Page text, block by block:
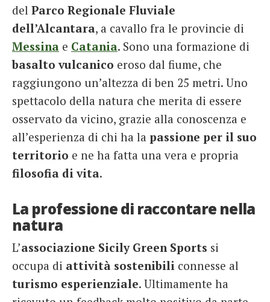
del Parco Regionale Fluviale
dell’Alcantara, a cavallo fra le provincie di
Messina e Catania. Sono una formazione di
basalto vulcanico eroso dal fiume, che
raggiungono un’altezza di ben 25 metri. Uno
spettacolo della natura che merita di essere
osservato da vicino, grazie alla conoscenza e
all’esperienza di chi ha la passione per il suo
territorio e ne ha fatta una vera e propria
filosofia di vita.
La professione di raccontare nella
natura
L’associazione Sicily Green Sports si
occupa di attività sostenibili connesse al
turismo esperienziale. Ultimamente ha